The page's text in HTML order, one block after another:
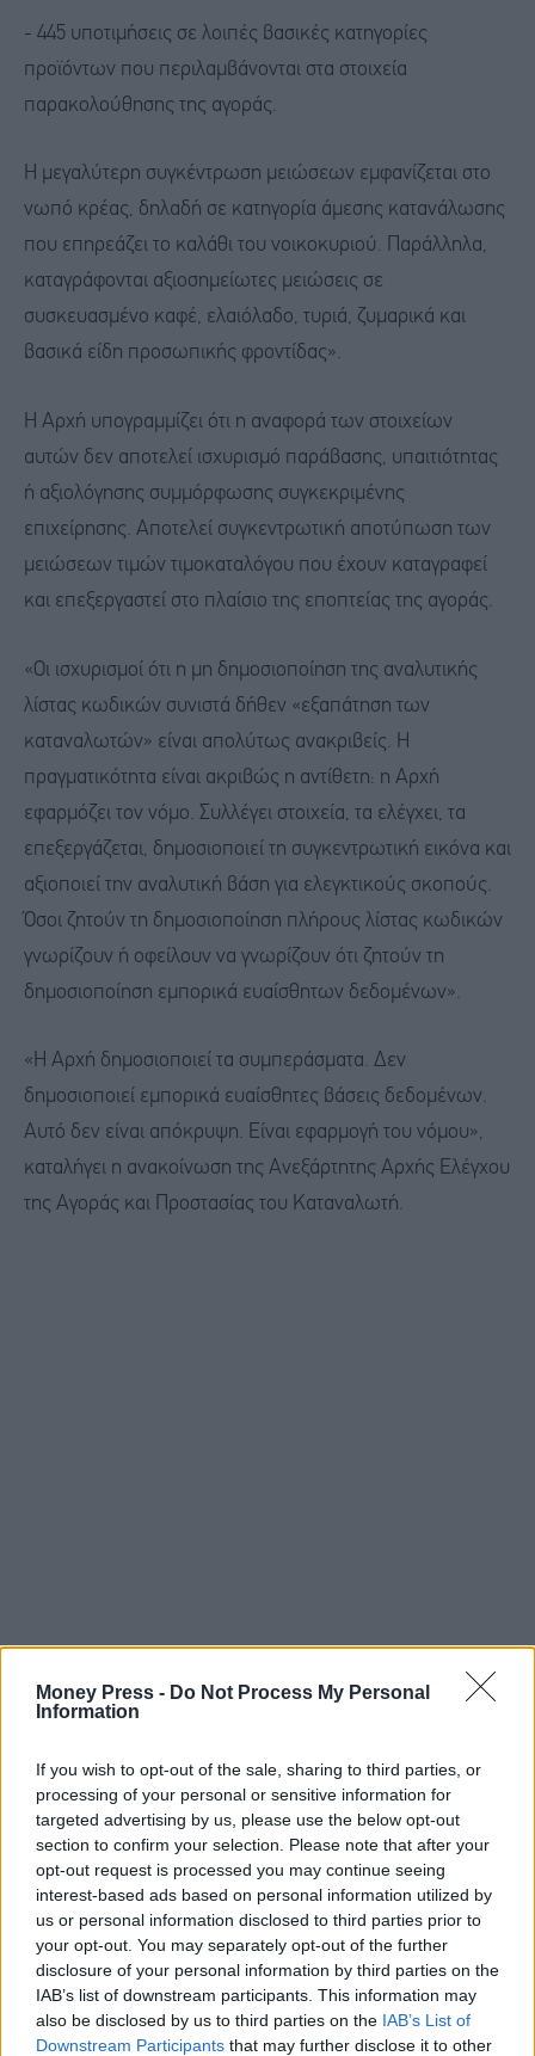
Money Press - Do Not Process My Personal
Information
If you wish to opt-out of the sale, sharing to third parties, or
processing of your personal or sensitive information for
targeted advertising by us, please use the below opt-out
section to confirm your selection. Please note that after your
opt-out request is processed you may continue seeing
interest-based ads based on personal information utilized by
us or personal information disclosed to third parties prior to
your opt-out. You may separately opt-out of the further
disclosure of your personal information by third parties on the
IAB’s list of downstream participants. This information may
also be disclosed by us to third parties on the IAB’s List of
Downstream Participants that may further disclose it to other
- 445 υποτιμήσεις σε λοιπές βασικές κατηγορίες
προϊόντων που περιλαμβάνονται στα στοιχεία
παρακολούθησης της αγοράς.
Η μεγαλύτερη συγκέντρωση μειώσεων εμφανίζεται στο
νωπό κρέας, δηλαδή σε κατηγορία άμεσης κατανάλωσης
που επηρεάζει το καλάθι του νοικοκυριού. Παράλληλα,
καταγράφονται αξιοσημείωτες μειώσεις σε
συσκευασμένο καφέ, ελαιόλαδο, τυριά, ζυμαρικά και
βασικά είδη προσωπικής φροντίδας».
Η Αρχή υπογραμμίζει ότι η αναφορά των στοιχείων
αυτών δεν αποτελεί ισχυρισμό παράβασης, υπαιτιότητας
ή αξιολόγησης συμμόρφωσης συγκεκριμένης
επιχείρησης. Αποτελεί συγκεντρωτική αποτύπωση των
μειώσεων τιμών τιμοκαταλόγου που έχουν καταγραφεί
και επεξεργαστεί στο πλαίσιο της εποπτείας της αγοράς.
«Οι ισχυρισμοί ότι η μη δημοσιοποίηση της αναλυτικής
λίστας κωδικών συνιστά δήθεν «εξαπάτηση των
καταναλωτών» είναι απολύτως ανακριβείς. Η
πραγματικότητα είναι ακριβώς η αντίθετη: η Αρχή
εφαρμόζει τον νόμο. Συλλέγει στοιχεία, τα ελέγχει, τα
επεξεργάζεται, δημοσιοποιεί τη συγκεντρωτική εικόνα και
αξιοποιεί την αναλυτική βάση για ελεγκτικούς σκοπούς.
Όσοι ζητούν τη δημοσιοποίηση πλήρους λίστας κωδικών
γνωρίζουν ή οφείλουν να γνωρίζουν ότι ζητούν τη
δημοσιοποίηση εμπορικά ευαίσθητων δεδομένων».
«Η Αρχή δημοσιοποιεί τα συμπεράσματα. Δεν
δημοσιοποιεί εμπορικά ευαίσθητες βάσεις δεδομένων.
Αυτό δεν είναι απόκρυψη. Είναι εφαρμογή του νόμου»,
καταλήγει η ανακοίνωση της Ανεξάρτητης Αρχής Ελέγχου
της Αγοράς και Προστασίας του Καταναλωτή.